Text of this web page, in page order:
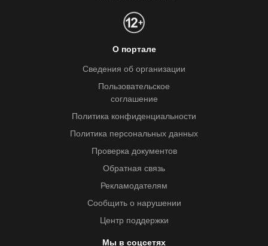
О портале
Сведения об организации
Пользовательское
соглашение
Политика конфиденциальности
Политика персональных данных
Проверка документов
Обратная связь
Рекламодателям
Сообщить о нарушении
Центр поддержки
Мы в соцсетях